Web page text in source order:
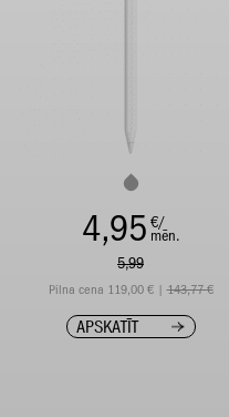
4,95 €/
mēn.
5,99
Pilna cena 119,00 € |143,77 €
APSKATĪT